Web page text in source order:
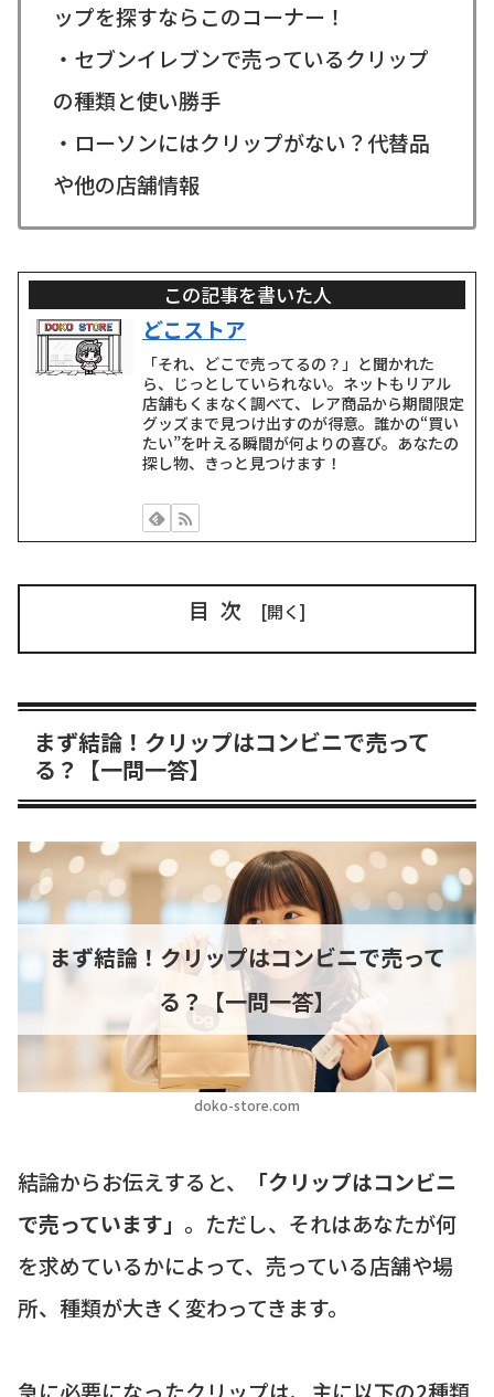
ップを探すならこのコーナー！
・セブンイレブンで売っているクリップ
の種類と使い勝手
・ローソンにはクリップがない？代替品
や他の店舗情報
この記事を書いた人
どこストア
「それ、どこで売ってるの？」と聞かれた
ら、じっとしていられない。ネットもリアル
店舗もくまなく調べて、レア商品から期間限定
グッズまで見つけ出すのが得意。誰かの“買い
たい”を叶える瞬間が何よりの喜び。あなたの
探し物、きっと見つけます！
目次
まず結論！クリップはコンビニで売って
る？【一問一答】
doko-store.com
まず結論！クリップはコンビニで売って
る？【一問一答】
結論からお伝えすると、
「クリップはコンビニ
で売っています」 。ただし、それはあなたが何
を求めているかによって、売っている店舗や場
所、種類が大きく変わってきます。
急に必要になったクリップは、主に以下の2種類